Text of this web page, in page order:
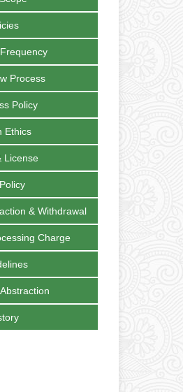
Process
Policy
Ethics
License
& Withdrawal
Charge